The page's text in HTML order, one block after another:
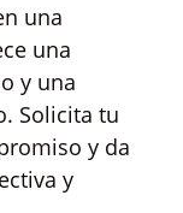
una
una
y una
Solicita tu
y da
y